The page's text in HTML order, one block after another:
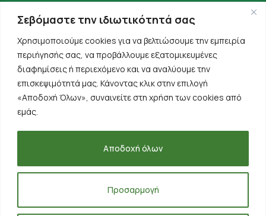
Σεβόμαστε την ιδιωτικότητά σας
Χρησιμοποιούμε cookies για να βελτιώσουμε την εμπειρία
περιήγησής σας, να προβάλλουμε εξατομικευμένες
διαφημίσεις ή περιεχόμενο και να αναλύουμε την
επισκεψιμότητά μας. Κάνοντας κλικ στην επιλογή
«Αποδοχή Όλων», συναινείτε στη χρήση των cookies από
εμάς.
Προσαρμογή
Αποδοχή όλων
Όροι Χρήσης
Πολιτική Απορρήτου
Δήλωση Υπαναχώρησης